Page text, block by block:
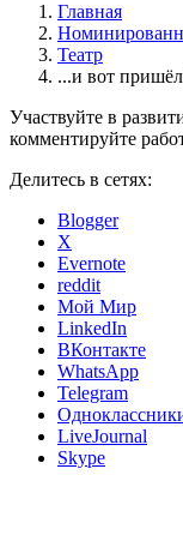
Главная
Театр
...и вот
Участвуйте в
комментируйте
Делитесь в сетях:
Blogger
X
Evernote
reddit
Мой Мир
LinkedIn
ВКонтакте
WhatsApp
Telegram
LiveJournal
Skype